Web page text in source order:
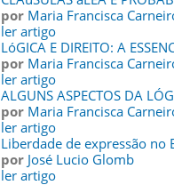
por Maria Francisca
ler artigo
LóGICA E DIREITO: A
por Maria Francisca
ler artigo
ALGUNS ASPECTOS DA
por Maria Francisca
ler artigo
Liberdade de expressão no
por José Lucio Glomb
ler artigo